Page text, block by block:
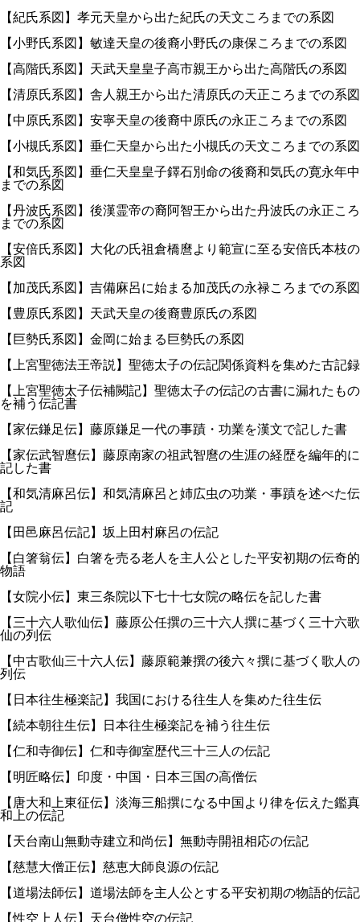
【紀氏系図】孝元天皇から出た紀氏の天文ころまでの系図
【小野氏系図】敏達天皇の後裔小野氏の康保ころまでの系図
【高階氏系図】天武天皇皇子高市親王から出た高階氏の系図
【清原氏系図】舎人親王から出た清原氏の天正ころまでの系図
【中原氏系図】安寧天皇の後裔中原氏の永正ころまでの系図
【小槻氏系図】垂仁天皇から出た小槻氏の天文ころまでの系図
【和気氏系図】垂仁天皇皇子鐸石別命の後裔和気氏の寛永年中
までの系図
【丹波氏系図】後漢霊帝の裔阿智王から出た丹波氏の永正ころ
までの系図
【安倍氏系図】大化の氏祖倉橋麿より範宣に至る安倍氏本枝の
系図
【加茂氏系図】吉備麻呂に始まる加茂氏の永禄ころまでの系図
【豊原氏系図】天武天皇の後裔豊原氏の系図
【巨勢氏系図】金岡に始まる巨勢氏の系図
【上宮聖徳法王帝説】聖徳太子の伝記関係資料を集めた古記録
【上宮聖徳太子伝補闕記】聖徳太子の伝記の古書に漏れたもの
を補う伝記書
【家伝鎌足伝】藤原鎌足一代の事蹟・功業を漢文で記した書
【家伝武智麿伝】藤原南家の祖武智麿の生涯の経歴を編年的に
記した書
【和気清麻呂伝】和気清麻呂と姉広虫の功業・事蹟を述べた伝
記
【田邑麻呂伝記】坂上田村麻呂の伝記
【白箸翁伝】白箸を売る老人を主人公とした平安初期の伝奇的
物語
【女院小伝】東三条院以下七十七女院の略伝を記した書
【三十六人歌仙伝】藤原公任撰の三十六人撰に基づく三十六歌
仙の列伝
【中古歌仙三十六人伝】藤原範兼撰の後六々撰に基づく歌人の
列伝
【日本往生極楽記】我国における往生人を集めた往生伝
【続本朝往生伝】日本往生極楽記を補う往生伝
【仁和寺御伝】仁和寺御室歴代三十三人の伝記
【明匠略伝】印度・中国・日本三国の高僧伝
【唐大和上東征伝】淡海三船撰になる中国より律を伝えた鑑真
和上の伝記
【天台南山無動寺建立和尚伝】無動寺開祖相応の伝記
【慈慧大僧正伝】慈恵大師良源の伝記
【道場法師伝】道場法師を主人公とする平安初期の物語的伝記
【性空上人伝】天台僧性空の伝記